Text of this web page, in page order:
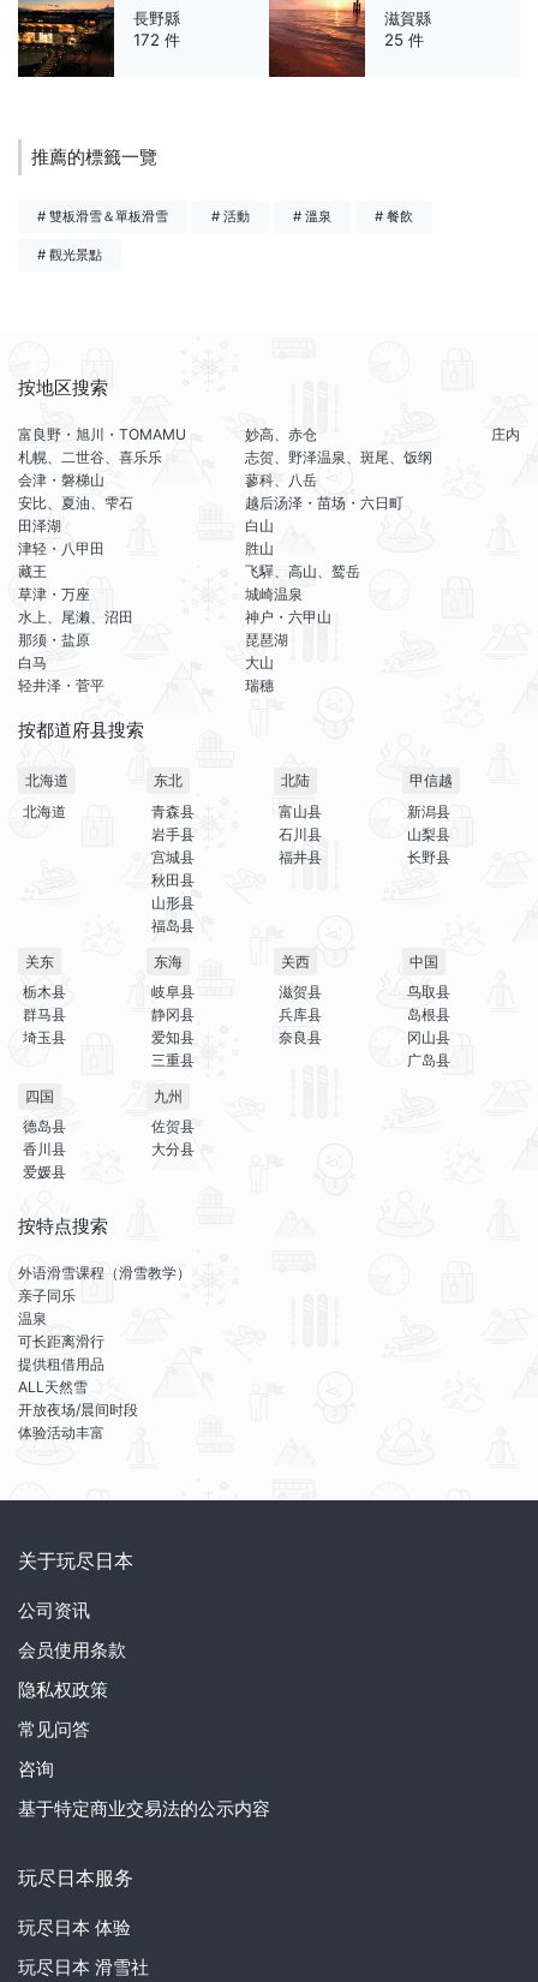
長野縣
172 件
滋賀縣
25 件
推薦的標籤一覽
# 雙板滑雪＆單板滑雪 # 活動 # 溫泉 # 餐飲
# 觀光景點
按地区搜索
富良野・旭川・TOMAMU
札幌、二世谷、喜乐乐
会津・磐梯山
安比、夏油、雫石
田泽湖
津轻・八甲田
藏王
草津・万座
水上、尾濑、沼田
那须・盐原
白马
轻井泽・菅平
妙高、赤仓
志贺、野泽温泉、斑尾、饭纲
蓼科、八岳
越后汤泽・苗场・六日町
白山
胜山
飞驒、高山、鹫岳
城崎温泉
神户・六甲山
琵琶湖
大山
瑞穗
庄内
按都道府县搜索
北海道
北海道
东北
青森县
岩手县
宫城县
秋田县
山形县
福岛县
北陆
富山县
石川县
福井县
甲信越
新潟县
山梨县
长野县
关东
栃木县
群马县
埼玉县
东海
岐阜县
静冈县
爱知县
三重县
关西
滋贺县
兵库县
奈良县
中国
鸟取县
岛根县
冈山县
广岛县
四国
德岛县
香川县
爱媛县
九州
佐贺县
大分县
按特点搜索
外语滑雪课程（滑雪教学）
亲子同乐
温泉
可长距离滑行
提供租借用品
ALL天然雪
开放夜场/晨间时段
体验活动丰富
关于玩尽日本
公司资讯
会员使用条款
隐私权政策
常见问答
咨询
基于特定商业交易法的公示内容
玩尽日本服务
玩尽日本 体验
玩尽日本 滑雪社